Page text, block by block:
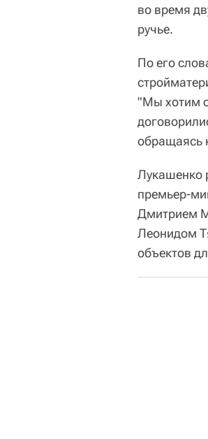
во время
ручье.
По его
"Мы хотим
обращаясь
Лукашенко
премьер-
Дмитрием
Леонидом
объектов